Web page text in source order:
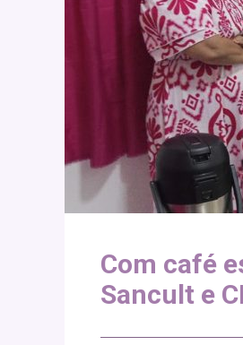
Com café
Sancult e